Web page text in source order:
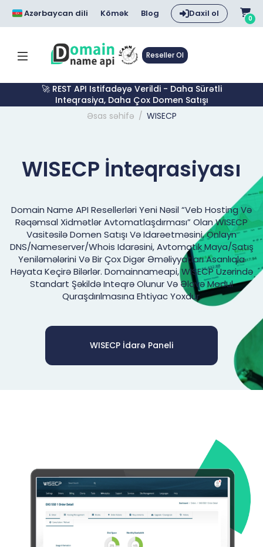
Azərbaycan dili Kömək Blog Daxil ol 0
Reseller Ol
🚀 REST API Istifadəyə Verildi - Daha Sürətli
Inteqrasiya, Daha Çox Domen Satışı
Əsas səhifə
WISECP
WISECP İnteqrasiyası
Domain Name API Resellerləri Yeni Nəsil “veb Hosting Və
Rəqəmsal Xidmətlər Avtomatlaşdırması” Olan WISECP
Vasitəsilə Domen Satışı Və Idarəetməsini, Onlayn
DNS/nameserver/whois Idarəsini, Avtomatik Maya/satış
Yeniləmələrini Və Bir Çox Digər Əməliyyatları Asanlıqla
Həyata Keçirə Bilərlər. Domainnameapi, WISECP Üzərində
Standart Şəkildə Inteqrə Olunur Və Əlavə Modul
Quraşdırılmasına Ehtiyac Yoxdur.
WISECP İdarə Paneli